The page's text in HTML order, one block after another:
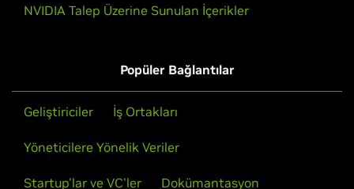
NVIDIA Talep Üzerine Sunulan İçerikler
Popüler Bağlantılar
Geliştiriciler İş Ortakları
Yöneticilere Yönelik Veriler
Startup'lar ve VC'ler Dokümantasyon